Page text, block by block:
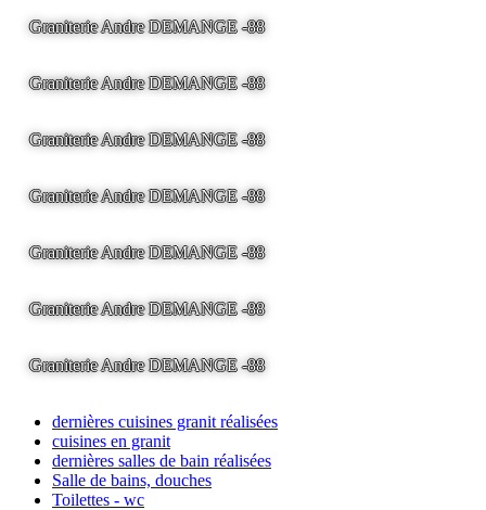
Graniterie Andre DEMANGE -88
Graniterie Andre DEMANGE -88
Graniterie Andre DEMANGE -88
Graniterie Andre DEMANGE -88
Graniterie Andre DEMANGE -88
Graniterie Andre DEMANGE -88
Graniterie Andre DEMANGE -88
dernières cuisines granit réalisées
cuisines en granit
dernières salles de bain réalisées
Salle de bains, douches
Toilettes - wc